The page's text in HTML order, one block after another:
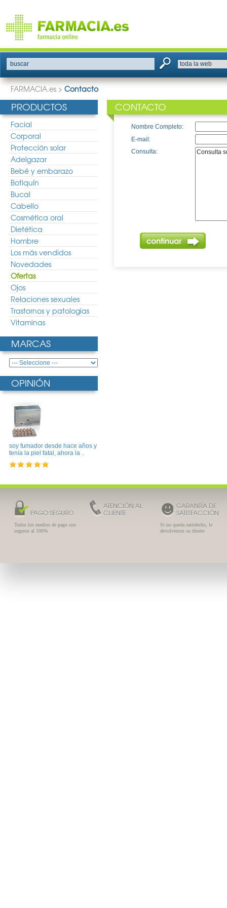
buscar
FARMACIA.es > Contacto
PRODUCTOS
Facial
Corporal
Protección solar
Adelgazar
Bebé y embarazo
Botiquín
Bucal
Cabello
Cosmética oral
Dietética
Hombre
Los más vendidos
Novedades
Ofertas
Ojos
Relaciones sexuales
Trastornos y patologias
Vitaminas
MARCAS
OPINIÓN
soy fumador desde hace años y
tenía la piel fatal, ahora la ..
CONTACTO
Nombre Completo:
E-mail:
Consulta:
PAGO SEGURO
Todos los medios de pago son
seguros al 100%
ATENCIÓN AL
CLIENTE
GARANTÍA DE
SATISFACCIÓN
Si no queda satisfecho, le
devolvemos su dinero